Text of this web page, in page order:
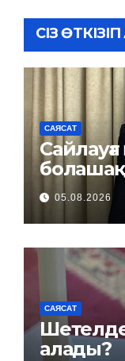
СІЗ
САЯСАТ
05.08.2026
САЯСАТ
алады?